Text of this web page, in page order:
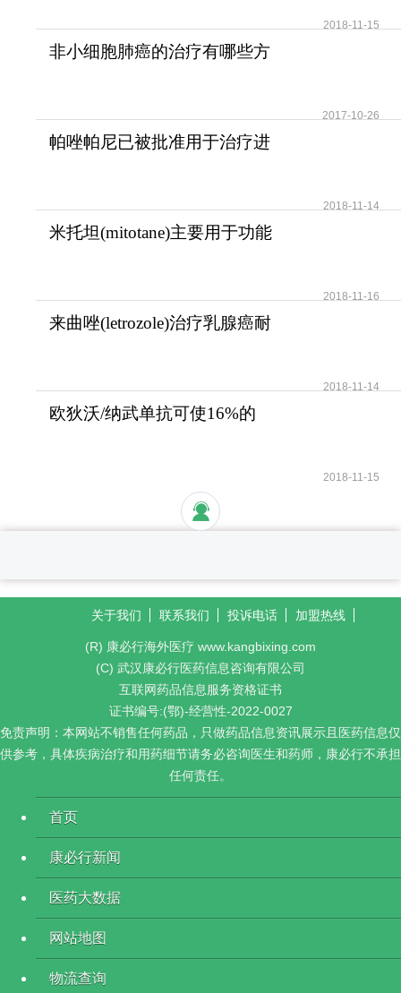
2018-11-15
非小细胞肺癌的治疗有哪些方
2017-10-26
帕唑帕尼已被批准用于治疗进
2018-11-14
米托坦(mitotane)主要用于功能
2018-11-16
来曲唑(letrozole)治疗乳腺癌耐
2018-11-14
欧狄沃/纳武单抗可使16%的
2018-11-15
关于我们 联系我们 投诉电话 加盟热线
(R) 康必行海外医疗 www.kangbixing.com
(C) 武汉康必行医药信息咨询有限公司
互联网药品信息服务资格证书
证书编号:(鄂)-经营性-2022-0027
免责声明：本网站不销售任何药品，只做药品信息资讯展示且医药信息仅
供参考，具体疾病治疗和用药细节请务必咨询医生和药师，康必行不承担
任何责任。
首页
康必行新闻
医药大数据
网站地图
物流查询